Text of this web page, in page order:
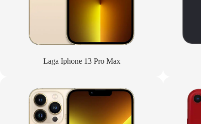
Laga Iphone 13 Pro Max